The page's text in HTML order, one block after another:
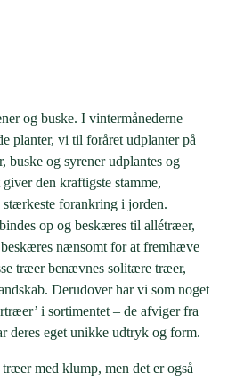
og buske. I vintermånederne
planter, vi til foråret udplanter på
buske og syrener udplantes og
den kraftigste stamme,
forankring i jorden.
op og beskæres til allétræer,
nænsomt for at fremhæve
træer benævnes solitære træer,
Derudover har vi som noget
i sortimentet – de afviger fra
deres eget unikke udtryk og form.
med klump, men det er også